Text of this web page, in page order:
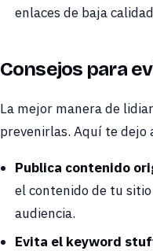
enlaces de baja
Consejos para
La mejor manera de
prevenirlas. Aquí te dejo
Publica contenido
el contenido de tu
audiencia.
Evita el keyword